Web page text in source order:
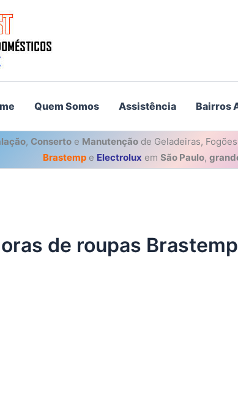
Quem Somos Assistência Bairros
, Conserto e Manutenção de Geladeiras,
Brastempe Electrolux em São Paulo,
de roupas